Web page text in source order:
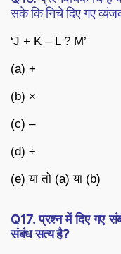
सके कि निचे दिए गए
‘J + K – L ? M’
(a) +
(b) ×
(c) –
(d) ÷
(e) या तो (a) या (b)
Q17. प्रश्न में दिए गए
संबंध सत्य है?